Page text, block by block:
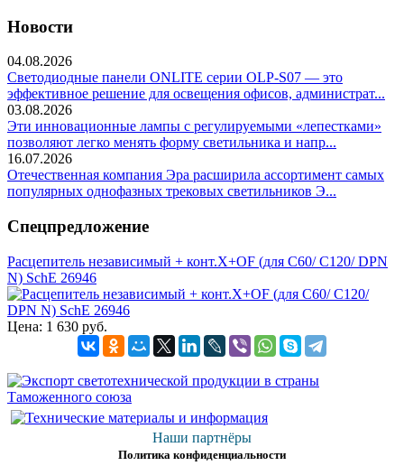
Новости
04.08.2026
Светодиодные панели ONLITE серии OLP-S07 — это
эффективное решение для освещения офисов, администрат...
03.08.2026
Эти инновационные лампы с регулируемыми «лепестками»
позволяют легко менять форму светильника и напр...
16.07.2026
Отечественная компания Эра расширила ассортимент самых
популярных однофазных трековых светильников Э...
Спецпредложение
Расцепитель независимый + конт.X+OF (для C60/ C120/ DPN
N) SchE 26946
Цена: 1 630 руб.
Наши партнёры
Политика конфиденциальности